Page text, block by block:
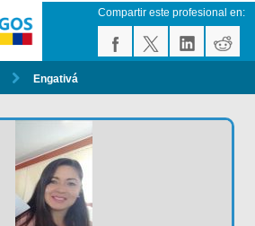
Compartir este profesional en:
Engativá